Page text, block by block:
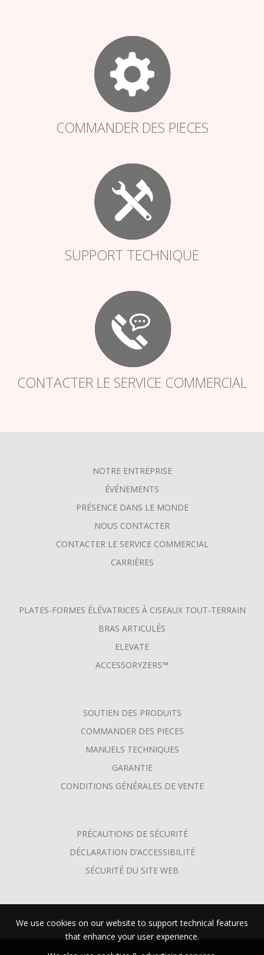
COMMANDER DES PIECES
SUPPORT TECHNIQUE
CONTACTER LE SERVICE COMMERCIAL
NOTRE ENTREPRISE
ÉVÉNEMENTS
PRÉSENCE DANS LE MONDE
NOUS CONTACTER
CONTACTER LE SERVICE COMMERCIAL
CARRIÈRES
PLATES-FORMES ÉLÉVATRICES À CISEAUX TOUT-TERRAIN
BRAS ARTICULÉS
ELEVATE
ACCESSORYZERS™
SOUTIEN DES PRODUITS
COMMANDER DES PIECES
MANUELS TECHNIQUES
GARANTIE
CONDITIONS GÉNÉRALES DE VENTE
PRÉCAUTIONS DE SÉCURITÉ
DÉCLARATION D’ACCESSIBILITÉ
SÉCURITÉ DU SITE WEB
We use cookies on our website to support technical features
that enhance your user experience.